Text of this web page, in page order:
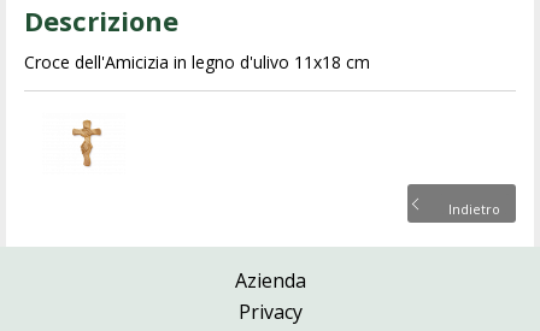
Descrizione
Croce dell'Amicizia in legno d'ulivo 11x18 cm
Indietro
Azienda
Privacy